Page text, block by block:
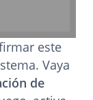
este
Vaya
de